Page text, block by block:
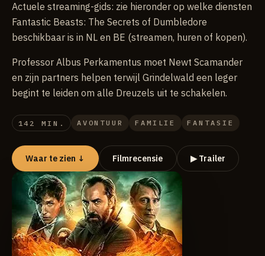
Actuele streaming-gids: zie hieronder op welke diensten
Fantastic Beasts: The Secrets of Dumbledore
beschikbaar is in NL en BE (streamen, huren of kopen).
Professor Albus Perkamentus moet Newt Scamander
en zijn partners helpen terwijl Grindelwald een leger
begint te leiden om alle Dreuzels uit te schakelen.
142 MIN. AVONTUUR FAMILIE FANTASIE
Waar te zien ↓ Filmrecensie ▶ Trailer